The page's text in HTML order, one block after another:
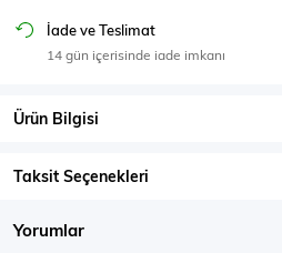
İade ve Teslimat
14 gün içerisinde iade imkanı
Ürün Bilgisi
Taksit Seçenekleri
Yorumlar